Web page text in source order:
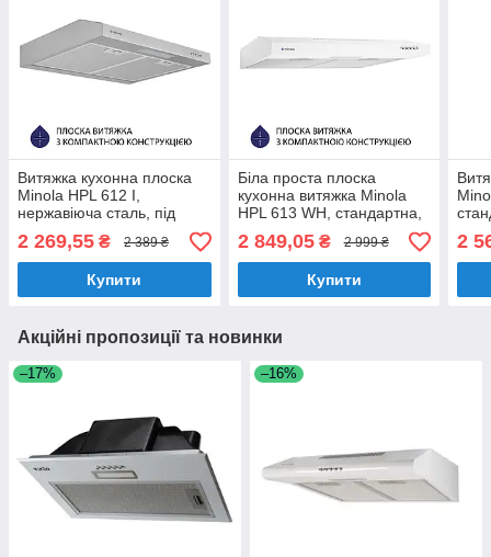
Витяжка кухонна плоска
Minola HPL 612 I,
нержавіюча сталь, під
навісну шафу, шириною
60 см
2 269,55 ₴ 2 389 ₴
Купити
Біла проста плоска
кухонна витяжка Minola
HPL 613 WH, стандартна,
під навісну шафу,
шириною 60 см
2 849,05₴ 2 999 ₴
Купити
2
Акційні пропозиції та новинки
–17% –16%